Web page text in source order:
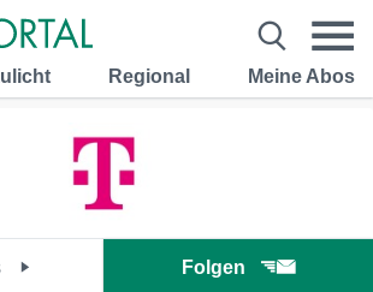
Regional Meine Abos
Folgen